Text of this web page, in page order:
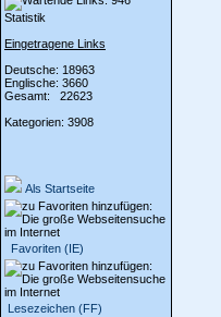
Statistik
Eingetragene Links
Deutsche: 18963
Englische: 3660
Gesamt: 22623
Kategorien: 3908
Als Startseite
Favoriten (IE)
Lesezeichen (FF)